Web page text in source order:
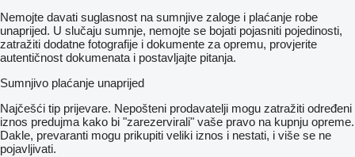
Nemojte davati suglasnost na sumnjive zaloge i plaćanje robe
unaprijed. U slučaju sumnje, nemojte se bojati pojasniti pojedinosti,
zatražiti dodatne fotografije i dokumente za opremu, provjerite
autentičnost dokumenata i postavljajte pitanja.
Sumnjivo plaćanje unaprijed
Najčešći tip prijevare. Nepošteni prodavatelji mogu zatražiti određeni
iznos predujma kako bi "zarezervirali" vaše pravo na kupnju opreme.
Dakle, prevaranti mogu prikupiti veliki iznos i nestati, i više se ne
pojavljivati.